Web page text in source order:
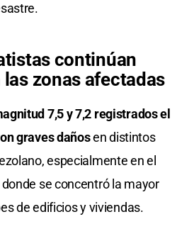
continúan
zonas afectadas
7,5 y 7,2 registrados el
graves dañosen distintos
especialmente en el
se concentró la mayor
de edificios y viviendas.